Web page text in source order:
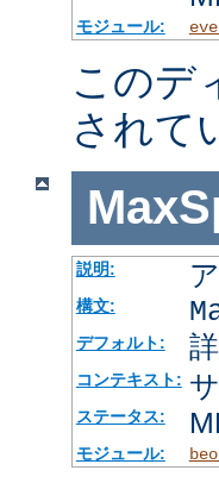
モジュール:
このデ
されて
説明:
構文:
デフォルト:
コンテキスト:
ステータス:
モジュール: